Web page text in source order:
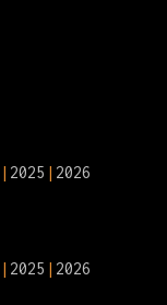
2025 2026
2025 2026